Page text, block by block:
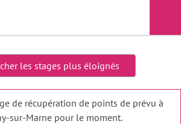
les stages plus éloignés
de récupération de points de prévu à
sur-Marne pour le moment.